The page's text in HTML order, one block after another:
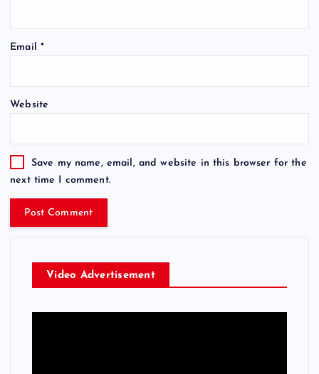
Email *
Website
Save my name, email, and website in this browser for the
next time I comment.
Video Advertisement